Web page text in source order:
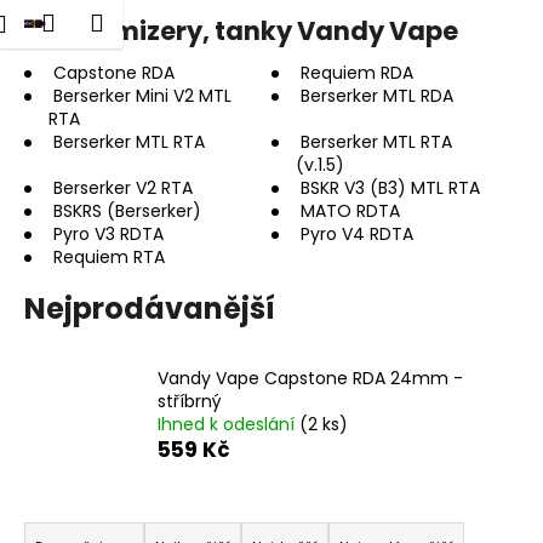
Přejít
na
obsah
Přihlášení
Nákupní
košík
Menu
Clearomizery, tanky Vandy Vape
Capstone RDA
Requiem RDA
Berserker Mini V2 MTL
RTA
Berserker MTL RDA
Berserker MTL RTA
Berserker MTL RTA
(v.1.5)
Berserker V2 RTA
BSKR V3 (B3) MTL RTA
BSKRS (Berserker)
MATO RDTA
Pyro V3 RDTA
Pyro V4 RDTA
Requiem RTA
Nejprodávanější
Vandy Vape Capstone RDA 24mm -
stříbrný
Ihned k odeslání (2 ks)
559 Kč
Ř
K
o
C
p
o
t
ř
e